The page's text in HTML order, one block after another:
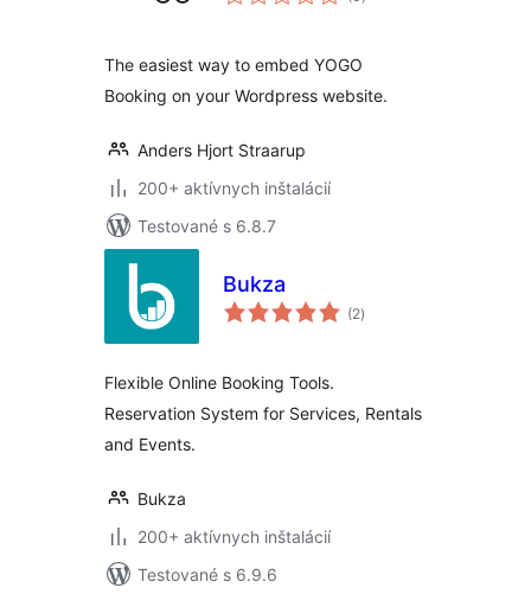
The easiest way to embed YOGO
Booking on your Wordpress website.
Anders Hjort Straarup
200+ aktívnych inštalácií
Testované s 6.8.7
Bukza
(2celkové
hodnotenie
)
Flexible Online Booking Tools.
Reservation System for Services, Rentals
and Events.
Bukza
200+ aktívnych inštalácií
Testované s 6.9.6